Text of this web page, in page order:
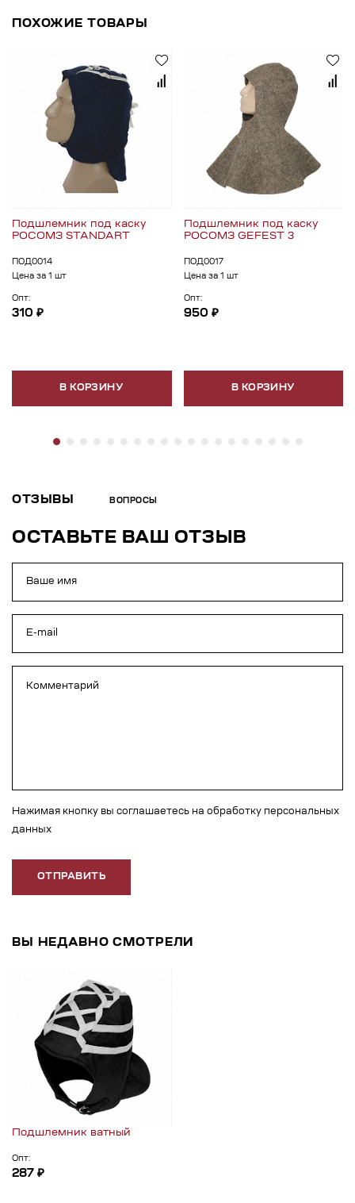
ПОХОЖИЕ ТОВАРЫ
Подшлемник под каску
РОСОМЗ STANDART
ПОД0014
Цена за 1 шт
Опт:
310 ₽
В КОРЗИНУ
Подшлемник под каску
РОСОМЗ GEFEST 3
ПОД0017
Цена за 1 шт
Опт:
950 ₽
В КОРЗИНУ
ОТЗЫВЫ ВОПРОСЫ
ОСТАВЬТЕ ВАШ ОТЗЫВ
Нажимая кнопку вы соглашаетесь на обработку персональных
данных
ОТПРАВИТЬ
ВЫ НЕДАВНО СМОТРЕЛИ
Подшлемник ватный
Опт:
287 ₽